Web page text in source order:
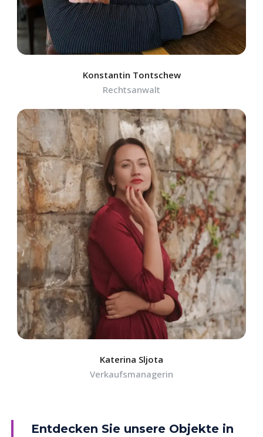
Konstantin Tontschew
Rechtsanwalt
Katerina Sljota
Verkaufsmanagerin
Entdecken Sie unsere Objekte in